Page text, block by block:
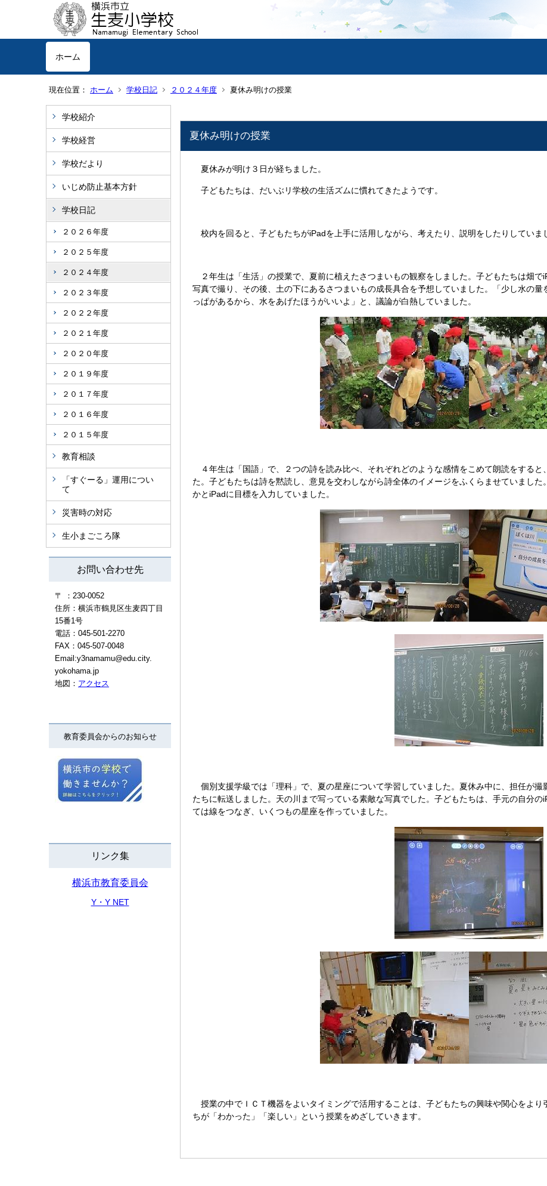
ホーム
現在位置： ホーム 学校日記 ２０２４年度 夏休み明けの授業
学校紹介
学校経営
学校だより
いじめ防止基本方針
学校日記
２０２６年度
２０２５年度
２０２４年度
２０２３年度
２０２２年度
２０２１年度
２０２０年度
２０１９年度
２０１７年度
２０１６年度
２０１５年度
教育相談
「すぐーる」運用につい
て
災害時の対応
生小まごころ隊
お問い合わせ先
〒 ：230-0052
住所：横浜市鶴見区生麦四丁目
15番1号
電話：045-501-2270
FAX：045-507-0048
Email:y3namamu@edu.city.
yokohama.jp
地図： アクセス
教育委員会からのお知らせ
リンク集
横浜市教育委員会
Y・Y NET
夏休み明けの授業
夏休みが明け３日が経ちました。
子どもたちは、だいぶリ学校の生活ズムに慣れてきたようです。
校内を回ると、子どもたちがiPadを上手に活用しながら、考えたり、説明をしたりしていま
２年生は「生活」の授業で、夏前に植えたさつまいもの観察をしました。子どもたちは畑
写真で撮り、その後、土の下にあるさつまいもの成長具合を予想していました。「少し水の
っぱがあるから、水をあげたほうがいいよ」と、議論が白熱していました。
４年生は「国語」で、２つの詩を読み比べ、それぞれどのような感情をこめて朗読をすると
た。子どもたちは詩を黙読し、意見を交わしながら詩全体のイメージをふくらませていまし
かとiPadに目標を入力していました。
個別支援学級では「理科」で、夏の星座について学習していました。夏休み中に、担任が
たちに転送しました。天の川まで写っている素敵な写真でした。子どもたちは、手元の自分
ては線をつなぎ、いくつもの星座を作っていました。
授業の中でＩＣＴ機器をよいタイミングで活用することは、子どもたちの興味や関心をよ
ちが「わかった」「楽しい」という授業をめざしていきます。